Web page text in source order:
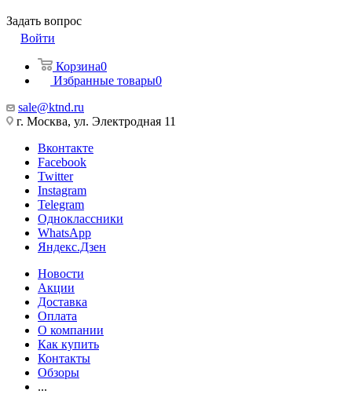
Задать вопрос
Войти
Корзина0
Избранные товары0
sale@ktnd.ru
г. Москва, ул. Электродная 11
Вконтакте
Facebook
Twitter
Instagram
Telegram
Одноклассники
WhatsApp
Яндекс.Дзен
Новости
Акции
Доставка
Оплата
О компании
Как купить
Контакты
Обзоры
...